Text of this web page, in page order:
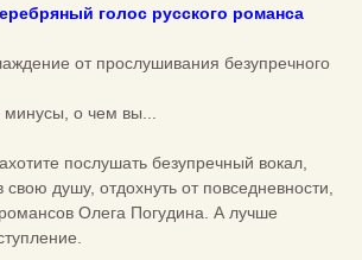
голос русского романса
от прослушивания безупречного
минусы, о чем вы...
послушать безупречный вокал,
свою душу, отдохнуть от повседневности,
Олега Погудина. А лучше